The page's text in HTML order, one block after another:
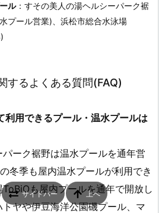
ル：すその美人の湯ヘルシーパーク裾
プール営業)、浜松市総合水泳場
するよくある質問(FAQ)
利用できるプール・温水プールは
ーク裾野は温水プールを通年営
冬季も屋内温水プールが利用でき
も屋内プールを通年で開放し
ヤや伊豆海洋公園磯プール、マ
サイドバー 上へ